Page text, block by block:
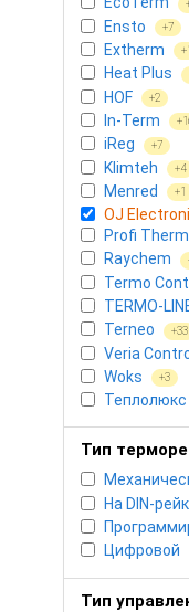
Ensto +7
Extherm
Heat Plus
HOF +2
In-Term
iReg +7
Klimteh +4
Menred +1
OJ
Profi Therm
Raychem
Termo
TERMO-
Terneo +33
Veria
Woks +3
Теплолюкс
Тип
На DIN-
Цифровой
Тип